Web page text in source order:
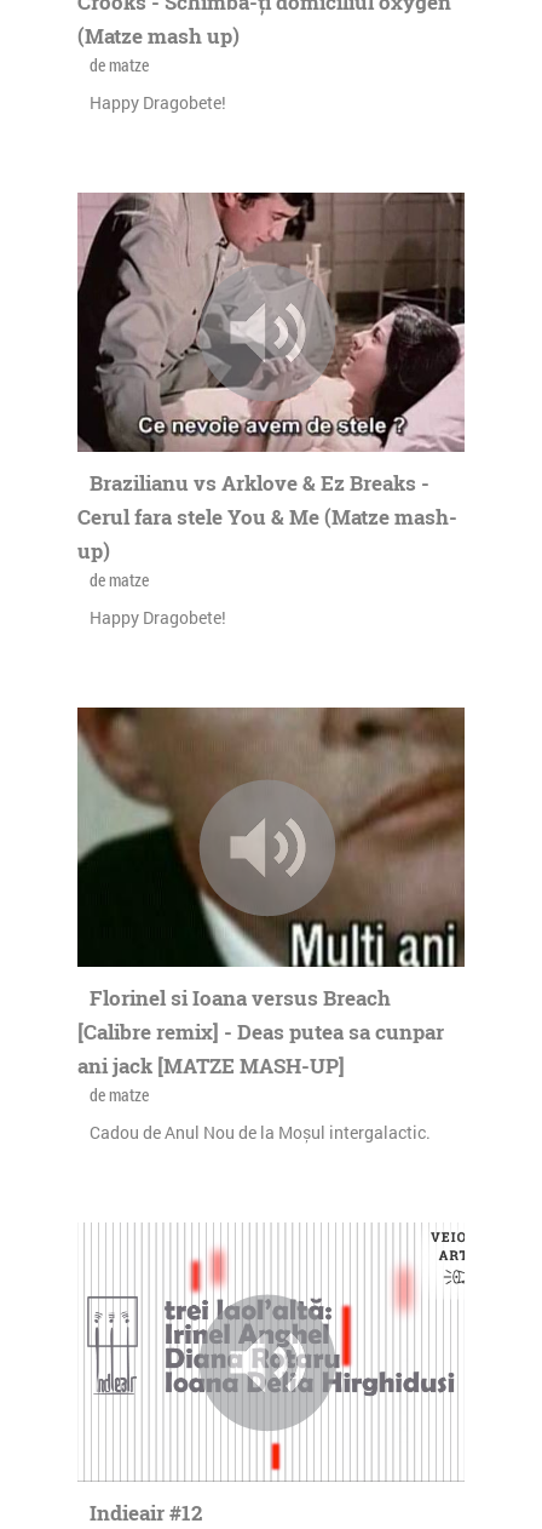
(Matze mash up)
de matze
Happy Dragobete!
Brazilianu vs Arklove & Ez Breaks -
Cerul fara stele You & Me (Matze mash-
up)
de matze
Happy Dragobete!
Florinel si Ioana versus Breach
[Calibre remix] - Deas putea sa cunpar
ani jack [MATZE MASH-UP]
de matze
Cadou de Anul Nou de la Moșul intergalactic.
Indieair #12